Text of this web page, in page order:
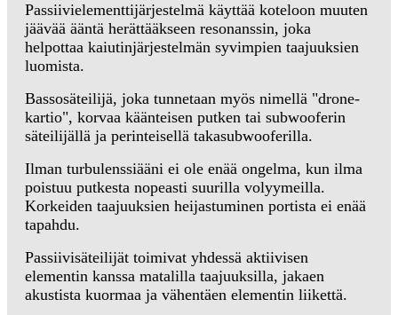
Passiivielementtijärjestelmä käyttää koteloon muuten
jäävää ääntä herättääkseen resonanssin, joka
helpottaa kaiutinjärjestelmän syvimpien taajuuksien
luomista.
Bassosäteilijä, joka tunnetaan myös nimellä "drone-
kartio", korvaa käänteisen putken tai subwooferin
säteilijällä ja perinteisellä takasubwooferilla.
Ilman turbulenssiääni ei ole enää ongelma, kun ilma
poistuu putkesta nopeasti suurilla volyymeilla.
Korkeiden taajuuksien heijastuminen portista ei enää
tapahdu.
Passiivisäteilijät toimivat yhdessä aktiivisen
elementin kanssa matalilla taajuuksilla, jakaen
akustista kuormaa ja vähentäen elementin liikettä.